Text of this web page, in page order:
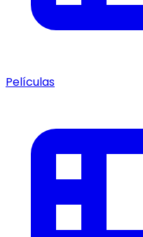
Películas